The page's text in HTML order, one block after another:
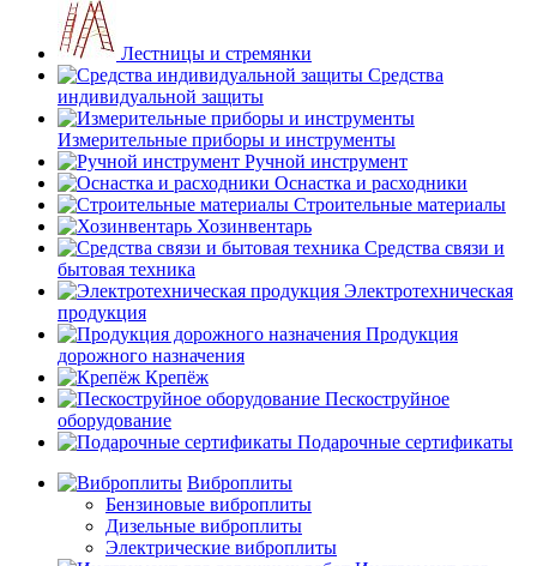
Лестницы и стремянки
Средства
индивидуальной защиты
Измерительные приборы и инструменты
Ручной инструмент
Оснастка и расходники
Строительные материалы
Хозинвентарь
Средства связи и
бытовая техника
Электротехническая
продукция
Продукция
дорожного назначения
Крепёж
Пескоструйное
оборудование
Подарочные сертификаты
Виброплиты
Бензиновые виброплиты
Дизельные виброплиты
Электрические виброплиты